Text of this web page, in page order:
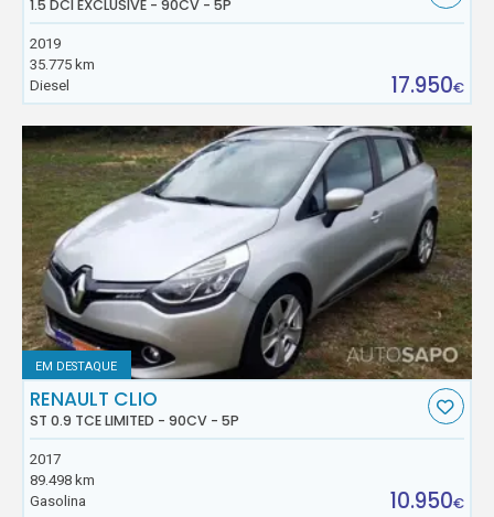
1.5 DCI EXCLUSIVE - 90CV - 5P
2019
35.775 km
Diesel
17.950€
EM DESTAQUE
RENAULT CLIO
ST 0.9 TCE LIMITED - 90CV - 5P
2017
89.498 km
Gasolina
10.950€